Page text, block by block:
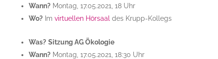
Wann?Montag, 17.05.2021, 18 Uhr
Wo?Im virtuellen Hörsaal des Krupp-Kollegs
Was? Sitzung AG Ökologie
Wann?Montag, 17.05.2021, 18:30 Uhr